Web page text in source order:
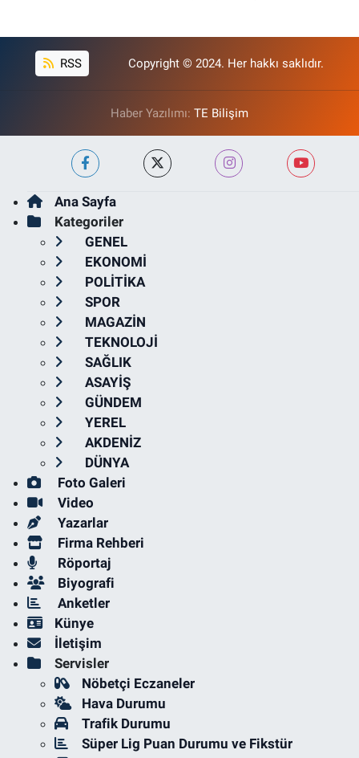
RSS Copyright © 2024. Her hakkı saklıdır.
Haber Yazılımı: TE Bilişim
Ana Sayfa
Kategoriler
GENEL
EKONOMİ
POLİTİKA
SPOR
MAGAZİN
TEKNOLOJİ
SAĞLIK
ASAYİŞ
GÜNDEM
YEREL
AKDENİZ
DÜNYA
Foto Galeri
Video
Yazarlar
Firma Rehberi
Röportaj
Biyografi
Anketler
Künye
İletişim
Servisler
Nöbetçi Eczaneler
Hava Durumu
Trafik Durumu
Süper Lig Puan Durumu ve Fikstür